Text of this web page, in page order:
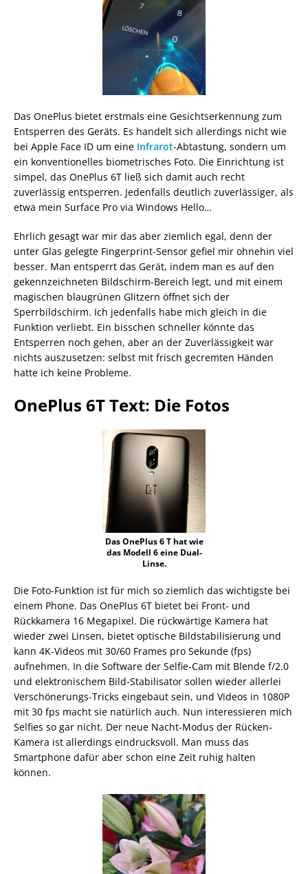
Das OnePlus bietet erstmals eine Gesichtserkennung zum
Entsperren des Geräts. Es handelt sich allerdings nicht wie
bei Apple Face ID um eine Infrarot-Abtastung, sondern um
ein konventionelles biometrisches Foto. Die Einrichtung ist
simpel, das OnePlus 6T ließ sich damit auch recht
zuverlässig entsperren. Jedenfalls deutlich zuverlässiger, als
etwa mein Surface Pro via Windows Hello…
Ehrlich gesagt war mir das aber ziemlich egal, denn der
unter Glas gelegte Fingerprint-Sensor gefiel mir ohnehin viel
besser. Man entsperrt das Gerät, indem man es auf den
gekennzeichneten Bildschirm-Bereich legt, und mit einem
magischen blaugrünen Glitzern öffnet sich der
Sperrbildschirm. Ich jedenfalls habe mich gleich in die
Funktion verliebt. Ein bisschen schneller könnte das
Entsperren noch gehen, aber an der Zuverlässigkeit war
nichts auszusetzen: selbst mit frisch gecremten Händen
hatte ich keine Probleme.
OnePlus 6T Text: Die Fotos
Das OnePlus 6 T hat wie
das Modell 6 eine Dual-
Linse.
Die Foto-Funktion ist für mich so ziemlich das wichtigste bei
einem Phone. Das OnePlus 6T bietet bei Front- und
Rückkamera 16 Megapixel. Die rückwärtige Kamera hat
wieder zwei Linsen, bietet optische Bildstabilisierung und
kann 4K-Videos mit 30/60 Frames pro Sekunde (fps)
aufnehmen. In die Software der Selfie-Cam mit Blende f/2.0
und elektronischem Bild-Stabilisator sollen wieder allerlei
Verschönerungs-Tricks eingebaut sein, und Videos in 1080P
mit 30 fps macht sie natürlich auch. Nun interessieren mich
Selfies so gar nicht. Der neue Nacht-Modus der Rücken-
Kamera ist allerdings eindrucksvoll. Man muss das
Smartphone dafür aber schon eine Zeit ruhig halten
können.